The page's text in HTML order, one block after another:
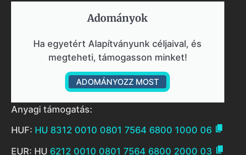
Adományok​
Ha egyetért Alapítványunk céljaival, és
megteheti, támogasson minket!
ADOMÁNYOZZ MOST
Anyagi támogatás:
HUF: HU 8312 0010 0801 7564 6800 1000 06 
EUR: HU 6212 0010 0801 7564 6800 2000 03 